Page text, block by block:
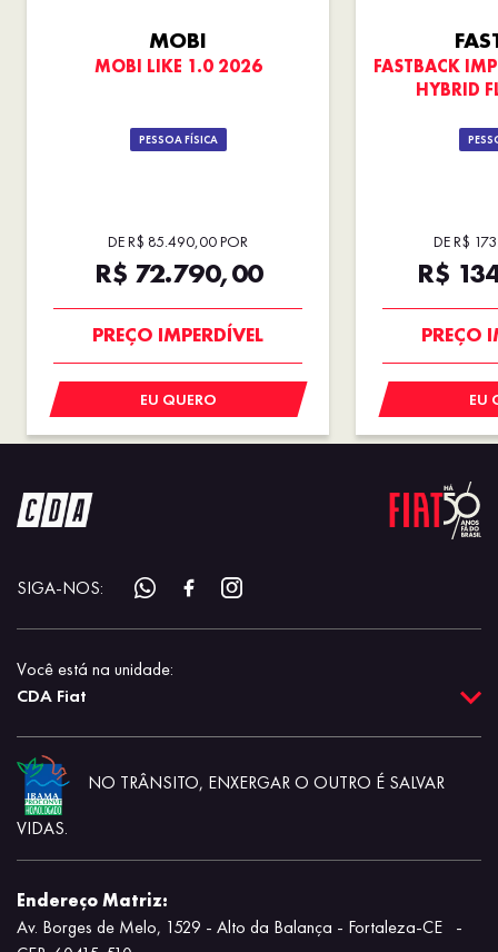
MOBI
MOBI LIKE 1.0 2026
PESSOA FÍSICA
DE R$ 85.490,00 POR
R$ 72.790,00
PREÇO IMPERDÍVEL
SUPER DESCONTO
EU QUERO
FASTBACK
HYBRID
DE R$
R$
PREÇO
EU
SIGA-NOS:
Você está na unidade:
CDA Fiat
NO TRÂNSITO, ENXERGAR O OUTRO É SALVAR
VIDAS.
Endereço Matriz:
Av. Borges de Melo, 1529 - Alto da Balança - Fortaleza-CE
-